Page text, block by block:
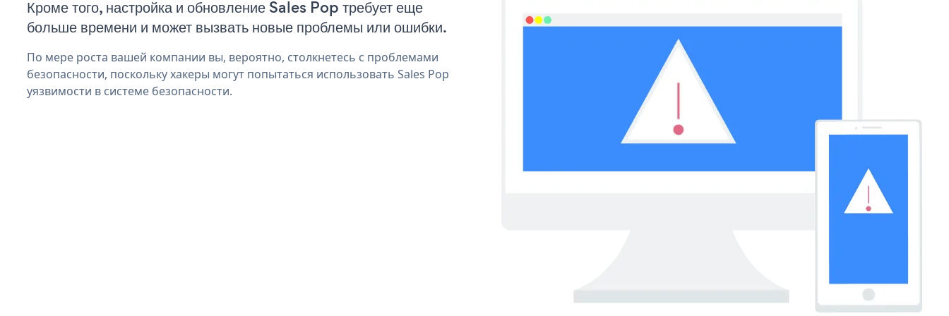
Кроме того, настройка и обновление Sales Pop требует еще
больше времени и может вызвать новые проблемы или ошибки.
По мере роста вашей компании вы, вероятно, столкнетесь с проблемами
безопасности, поскольку хакеры могут попытаться использовать Sales Pop
уязвимости в системе безопасности.